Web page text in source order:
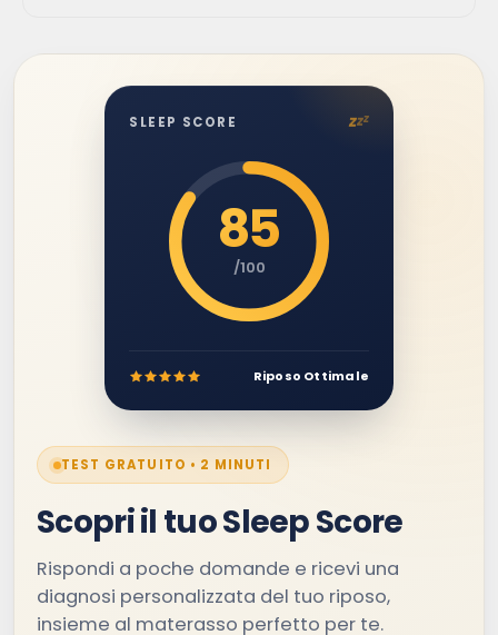
TEST GRATUITO • 2 MINUTI
Scopri il tuo Sleep Score
Rispondi a poche domande e ricevi una
diagnosi personalizzata del tuo riposo,
insieme al materasso perfetto per te.
SLEEP SCORE zzz
85
/100
Riposo Ottimale